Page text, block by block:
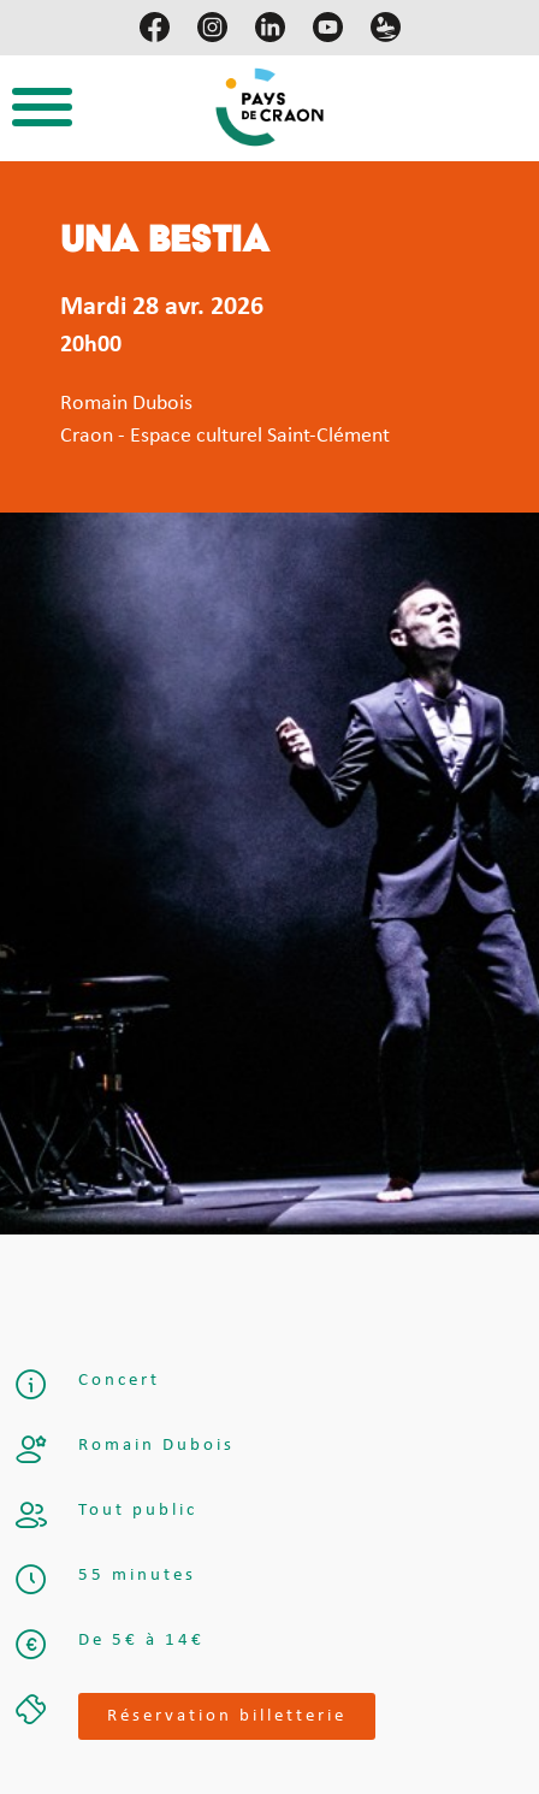
Una Bestia
Mardi 28 avr. 2026
20h00
Romain Dubois
Craon - Espace culturel Saint-Clément
Concert
Romain Dubois
Tout public
55 minutes
De 5€ à 14€
Réservation billetterie